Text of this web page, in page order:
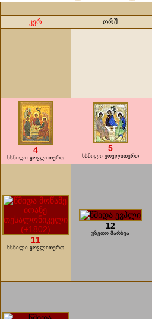
კვრ ორშ
4
ხსნილი ყოვლითურთ
5
ხსნილი ყოვლითურთ
11
ხსნილი ყოვლითურთ
12
უზეთო მარხვა